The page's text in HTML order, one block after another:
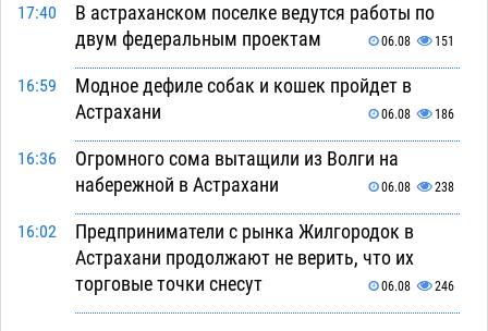
17:40
В астраханском поселке ведутся работы по
двум федеральным проектам
06.08 151
16:59
Модное дефиле собак и кошек пройдет в
Астрахани
06.08 186
16:36
Огромного сома вытащили из Волги на
набережной в Астрахани
06.08 238
16:02
Предприниматели с рынка Жилгородок в
Астрахани продолжают не верить, что их
торговые точки снесут
06.08 246